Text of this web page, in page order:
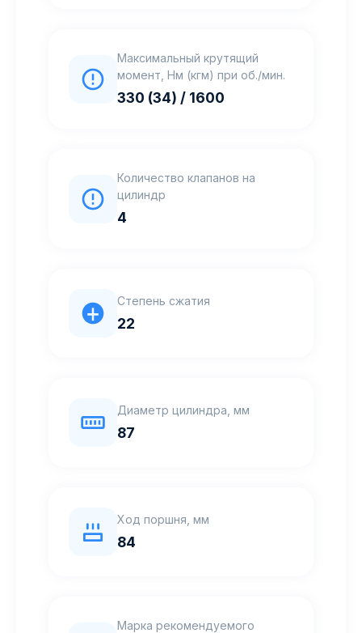
Максимальный крутящий
момент, Нм (кгм) при об./мин.
330 (34) / 1600
Количество клапанов на
цилиндр
4
Степень сжатия
22
Диаметр цилиндра, мм
87
Ход поршня, мм
84
Марка рекомендуемого